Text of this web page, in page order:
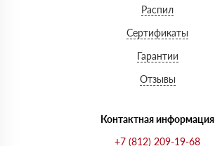
Распил
Сертификаты
Гарантии
Отзывы
Контактная информация
+7 (812) 209-19-68